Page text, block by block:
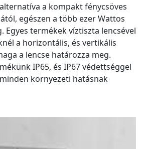
a kompakt fénycsöves
egészen a több ezer Wattos
Egyes termékek víztiszta lencsével
a horizontális, és vertikális
a lencse határozza meg.
IP65, és IP67 védettséggel
környezeti hatásnak